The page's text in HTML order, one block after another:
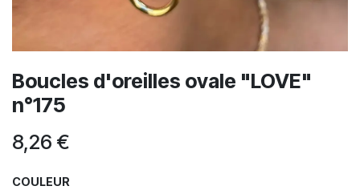
Boucles d'oreilles ovale "LOVE"
n°175
8,26 €
COULEUR